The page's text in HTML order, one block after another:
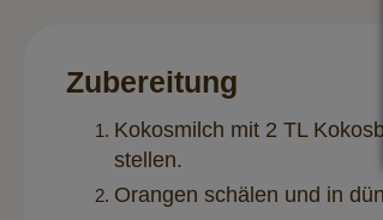
Zubereitung
Kokosmilch mit 2 TL
stellen.
Orangen schälen und in